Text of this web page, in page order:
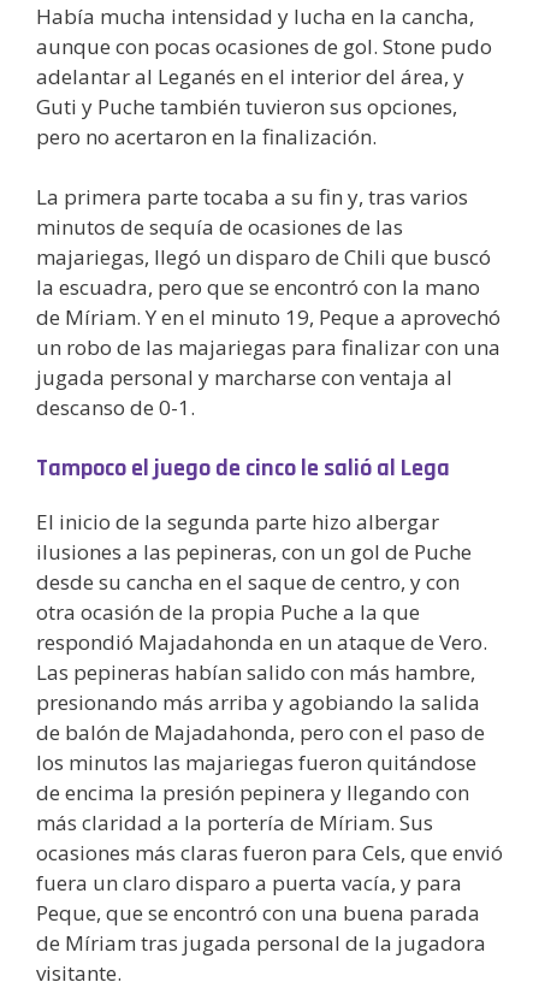
Había mucha intensidad y lucha en la cancha,
aunque con pocas ocasiones de gol. Stone pudo
adelantar al Leganés en el interior del área, y
Guti y Puche también tuvieron sus opciones,
pero no acertaron en la finalización.
La primera parte tocaba a su fin y, tras varios
minutos de sequía de ocasiones de las
majariegas, llegó un disparo de Chili que buscó
la escuadra, pero que se encontró con la mano
de Míriam. Y en el minuto 19, Peque a aprovechó
un robo de las majariegas para finalizar con una
jugada personal y marcharse con ventaja al
descanso de 0-1.
Tampoco el juego de cinco le salió al Lega
El inicio de la segunda parte hizo albergar
ilusiones a las pepineras, con un gol de Puche
desde su cancha en el saque de centro, y con
otra ocasión de la propia Puche a la que
respondió Majadahonda en un ataque de Vero.
Las pepineras habían salido con más hambre,
presionando más arriba y agobiando la salida
de balón de Majadahonda, pero con el paso de
los minutos las majariegas fueron quitándose
de encima la presión pepinera y llegando con
más claridad a la portería de Míriam. Sus
ocasiones más claras fueron para Cels, que envió
fuera un claro disparo a puerta vacía, y para
Peque, que se encontró con una buena parada
de Míriam tras jugada personal de la jugadora
visitante.